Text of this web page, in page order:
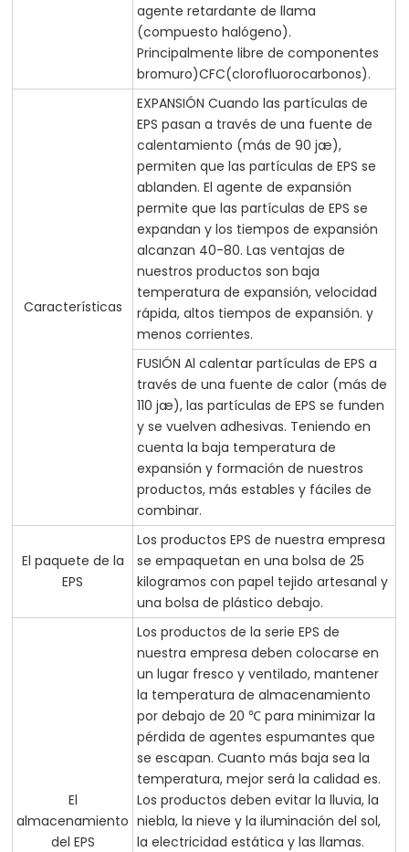
agente retardante de llama
(compuesto halógeno).
Principalmente libre de componentes
bromuro)CFC(clorofluorocarbonos).
Características
EXPANSIÓN Cuando las partículas de
EPS pasan a través de una fuente de
calentamiento (más de 90 jæ),
permiten que las partículas de EPS se
ablanden. El agente de expansión
permite que las partículas de EPS se
expandan y los tiempos de expansión
alcanzan 40-80. Las ventajas de
nuestros productos son baja
temperatura de expansión, velocidad
rápida, altos tiempos de expansión. y
menos corrientes.
FUSIÓN Al calentar partículas de EPS a
través de una fuente de calor (más de
110 jæ), las partículas de EPS se funden
y se vuelven adhesivas. Teniendo en
cuenta la baja temperatura de
expansión y formación de nuestros
productos, más estables y fáciles de
combinar.
El paquete de la
EPS
Los productos EPS de nuestra empresa
se empaquetan en una bolsa de 25
kilogramos con papel tejido artesanal y
una bolsa de plástico debajo.
El
almacenamiento
del EPS
Los productos de la serie EPS de
nuestra empresa deben colocarse en
un lugar fresco y ventilado, mantener
la temperatura de almacenamiento
por debajo de 20 ℃ para minimizar la
pérdida de agentes espumantes que
se escapan. Cuanto más baja sea la
temperatura, mejor será la calidad es.
Los productos deben evitar la lluvia, la
niebla, la nieve y la iluminación del sol,
la electricidad estática y las llamas.